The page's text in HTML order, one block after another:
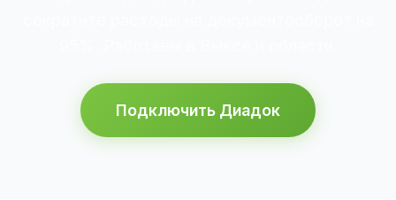
Подключить Диадок